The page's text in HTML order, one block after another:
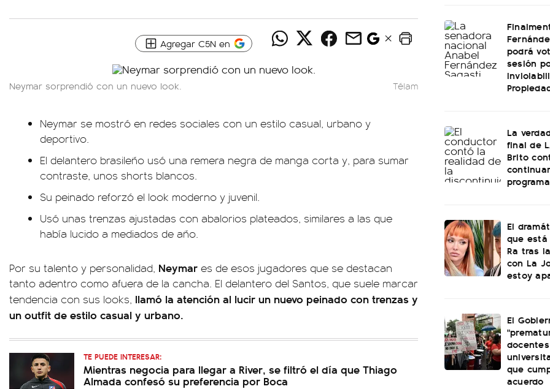
Agregar C5N en
Neymar sorprendió con un nuevo look. Télam
Neymar se mostró en redes sociales con un estilo casual, urbano y
deportivo.
El delantero brasileño usó una remera negra de manga corta y, para sumar
contraste, unos shorts blancos.
Su peinado reforzó el look moderno y juvenil.
Usó unas trenzas ajustadas con abalorios plateados, similares a las que
había lucido a mediados de año.
Por su talento y personalidad, Neymar es de esos jugadores que se destacan
tanto adentro como afuera de la cancha. El delantero del Santos, que suele marcar
tendencia con sus looks, llamó la atención al lucir un nuevo peinado con trenzas y
un outfit de estilo casual y urbano.
TE PUEDE INTERESAR:
Mientras negocia para llegar a River, se filtró el día que Thiago
Almada confesó su preferencia por Boca
podrá
sesión
La
final de
Brito
programa
El
que
Ra tras
con La
estoy
El
docentes
que
acuerdo